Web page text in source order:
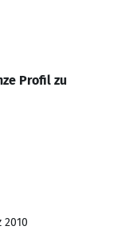
Profil zu
2010